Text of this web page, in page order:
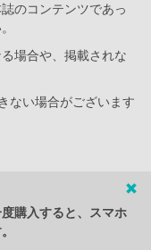
のコンテンツであっ
場合や、掲載されな
ない場合がございます
購入すると、スマホ